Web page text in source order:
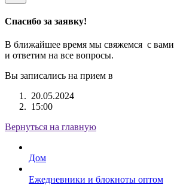
Спасибо за заявку!
В ближайшее время мы свяжемся с вами
и ответим на все вопросы.
Вы записались на прием в
20.05.2024
15:00
Вернуться на главную
Дом
Ежедневники и блокноты оптом